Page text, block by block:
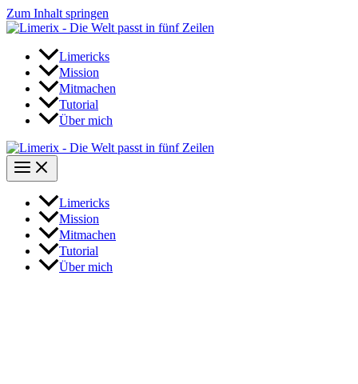
Zum Inhalt springen
Limericks
Mission
Mitmachen
Tutorial
Über mich
Limericks
Mission
Mitmachen
Tutorial
Über mich